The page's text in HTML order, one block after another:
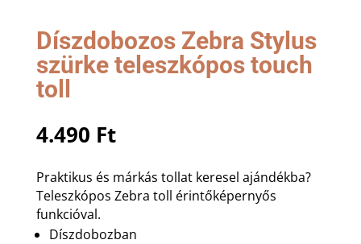
Díszdobozos Zebra Stylus
szürke teleszkópos touch
toll
4.490 Ft
Praktikus és márkás tollat keresel ajándékba?
Teleszkópos Zebra toll érintőképernyős
funkcióval.
Díszdobozban